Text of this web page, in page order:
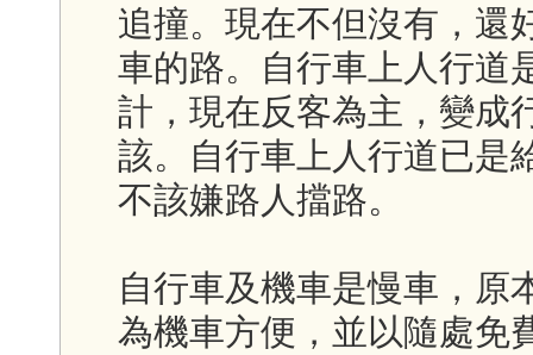
追撞。現在不但沒有，還
車的路。自行車上人行道
計，現在反客為主，變成
該。自行車上人行道已是
不該嫌路人擋路。
自行車及機車是慢車，原
為機車方便，並以隨處免